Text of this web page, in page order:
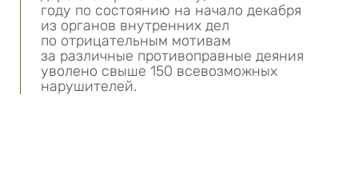
году по состоянию на начало декабря
из органов внутренних дел
по отрицательным мотивам
за различные противоправные деяния
уволено свыше 150 всевозможных
нарушителей.